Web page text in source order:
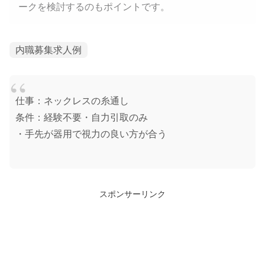
ークを検討するのもポイントです。
内職募集求人例
仕事：ネックレスの糸通し
条件：経験不要・自力引取のみ
・手先が器用で視力の良い方が合う
スポンサーリンク